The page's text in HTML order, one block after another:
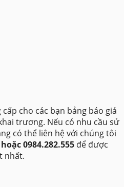
cho các bạn bảng báo giá
trương. Nếu có nhu cầu sử
có thể liên hệ với chúng tôi
0984.282.555 để được
nhất.